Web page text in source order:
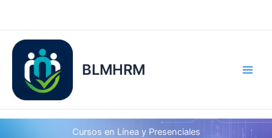
BLMHRM
Cursos en Línea y Presenciales